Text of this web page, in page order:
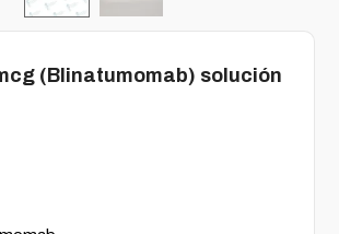
(Blinatumomab) solución